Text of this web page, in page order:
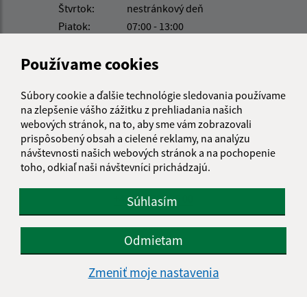
Používame cookies
Súbory cookie a ďalšie technológie sledovania používame
na zlepšenie vášho zážitku z prehliadania našich
webových stránok, na to, aby sme vám zobrazovali
prispôsobený obsah a cielené reklamy, na analýzu
návštevnosti našich webových stránok a na pochopenie
toho, odkiaľ naši návštevníci prichádzajú.
Súhlasím
Odmietam
Zmeniť moje nastavenia
Štvrtok:
nestránkový deň
Piatok:
07:00 - 13:00
Kontakt:
Obecný úrad Rakovnica
Rakovnica 150
049 31 Rožňavské Bystré
+421 58 788 35 00
IČO: 00328677